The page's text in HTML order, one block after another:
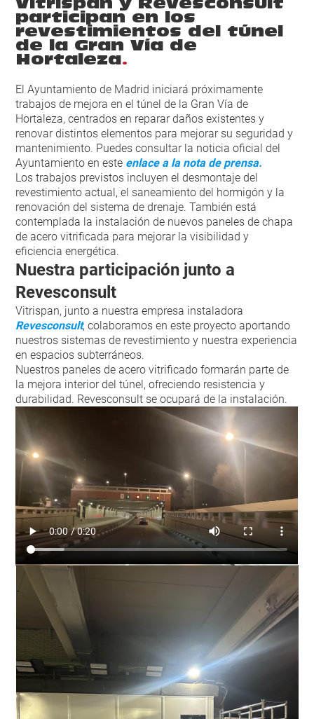
Vitrispan y Revesconsult
participan en los
revestimientos del túnel
de la Gran Vía de
Hortaleza
El Ayuntamiento de Madrid iniciará próximamente
trabajos de mejora en el túnel de la Gran Vía de
Hortaleza, centrados en reparar daños existentes y
renovar distintos elementos para mejorar su seguridad y
mantenimiento. Puedes consultar la noticia oficial del
Ayuntamiento en este enlace a la nota de prensa.
Los trabajos previstos incluyen el desmontaje del
revestimiento actual, el saneamiento del hormigón y la
renovación del sistema de drenaje. También está
contemplada la instalación de nuevos paneles de chapa
de acero vitrificada para mejorar la visibilidad y
eficiencia energética.
Nuestra participación junto a
Revesconsult
Vitrispan, junto a nuestra empresa instaladora
Revesconsult, colaboramos en este proyecto aportando
nuestros sistemas de revestimiento y nuestra experiencia
en espacios subterráneos.
Nuestros paneles de acero vitrificado formarán parte de
la mejora interior del túnel, ofreciendo resistencia y
durabilidad. Revesconsult se ocupará de la instalación.